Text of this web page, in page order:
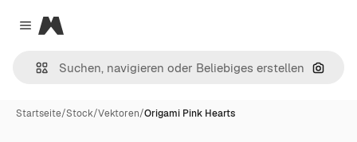
Close menu
Magnific
Nach
Startseite/Stock/Vektoren/Origami Pink Hearts